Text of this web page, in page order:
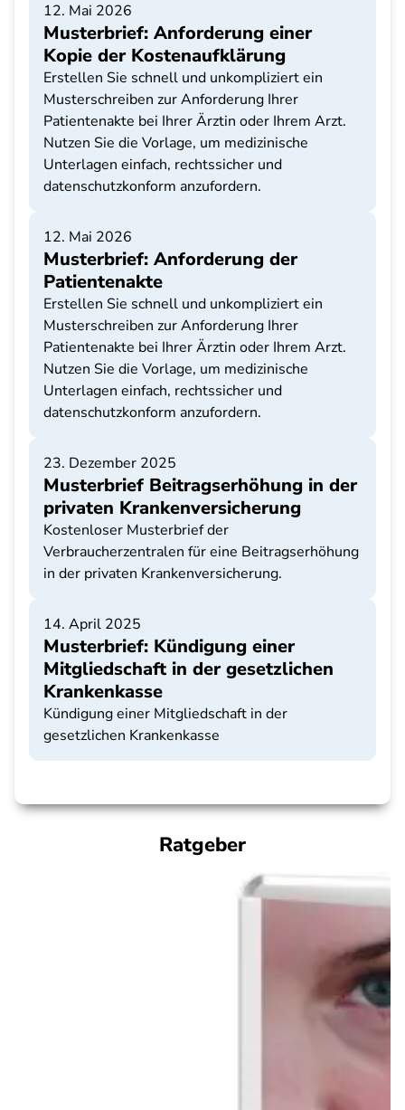
12. Mai 2026
Musterbrief: Anforderung einer
Kopie der Kostenaufklärung
Erstellen Sie schnell und unkompliziert ein
Musterschreiben zur Anforderung Ihrer
Patientenakte bei Ihrer Ärztin oder Ihrem Arzt.
Nutzen Sie die Vorlage, um medizinische
Unterlagen einfach, rechtssicher und
datenschutzkonform anzufordern.
12. Mai 2026
Musterbrief: Anforderung der
Patientenakte
Erstellen Sie schnell und unkompliziert ein
Musterschreiben zur Anforderung Ihrer
Patientenakte bei Ihrer Ärztin oder Ihrem Arzt.
Nutzen Sie die Vorlage, um medizinische
Unterlagen einfach, rechtssicher und
datenschutzkonform anzufordern.
23. Dezember 2025
Musterbrief Beitragserhöhung in der
privaten Krankenversicherung
Kostenloser Musterbrief der
Verbraucherzentralen für eine Beitragserhöhung
in der privaten Krankenversicherung.
14. April 2025
Musterbrief: Kündigung einer
Mitgliedschaft in der gesetzlichen
Krankenkasse
Kündigung einer Mitgliedschaft in der
gesetzlichen Krankenkasse
Ratgeber